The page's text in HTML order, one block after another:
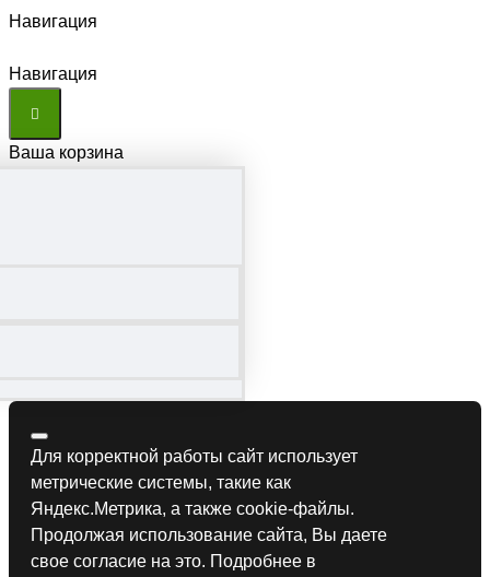
Навигация
Навигация
Ваша корзина
Для корректной работы сайт использует
метрические системы, такие как
Яндекс.Метрика, а также cookie-файлы.
Продолжая использование сайта, Вы даете
свое согласие на это. Подробнее в